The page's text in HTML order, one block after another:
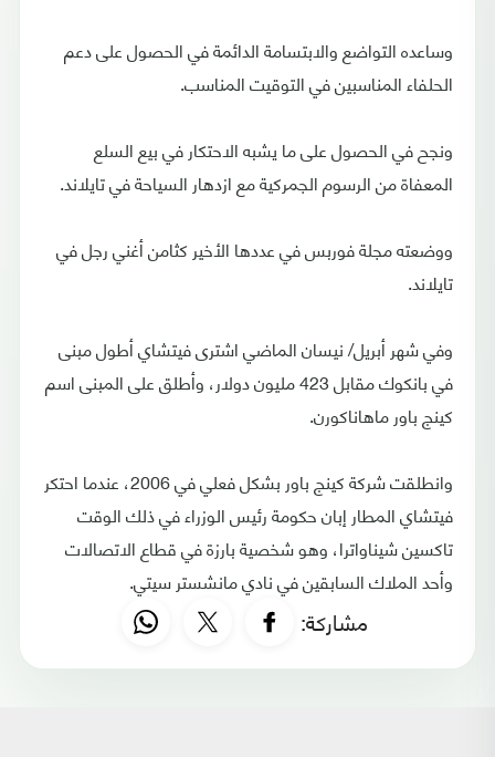
وساعده التواضع والابتسامة الدائمة في الحصول على دعم
الحلفاء المناسبين في التوقيت المناسب.
ونجح في الحصول على ما يشبه الاحتكار في بيع السلع
المعفاة من الرسوم الجمركية مع ازدهار السياحة في تايلاند.
ووضعته مجلة فوربس في عددها الأخير كثامن أغني رجل في
تايلاند.
وفي شهر أبريل/ نيسان الماضي اشترى فيتشاي أطول مبنى
في بانكوك مقابل 423 مليون دولار، وأطلق على المبنى اسم
كينج باور ماهاناكورن.
وانطلقت شركة كينج باور بشكل فعلي في 2006، عندما احتكر
فيتشاي المطار إبان حكومة رئيس الوزراء في ذلك الوقت
تاكسين شيناواترا، وهو شخصية بارزة في قطاع الاتصالات
وأحد الملاك السابقين في نادي مانشستر سيتي.
مشاركة: